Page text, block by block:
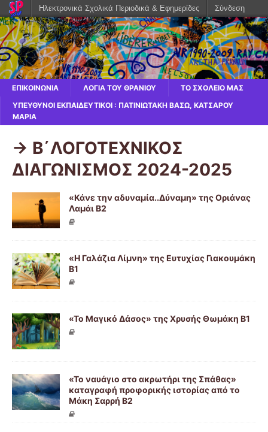
ΕΠΙΚΟΙΝΩΝΙΑ ΛΌΓΙΑ ΤΟΥ ΘΡΑΝΊΟΥ
ΤΟ ΣΧΟΛΕΙΟ ΜΑΣ
ΥΠΕΎΘΥΝΟΙ ΕΚΠΑΙΔΕΥΤΙΚΟΊ : ΠΑΤΙΝΙΩΤΆΚΗ ΒΆΣΩ, ΚΑΤΣΑΡΟΎ
ΜΑΡΊΑ
-> Β΄ΛΟΓΟΤΕΧΝΙΚΟΣ
ΔΙΑΓΩΝΙΣΜΟΣ 2024-2025
«Κάνε την αδυναμία..Δύναμη» της Οριάνας
Λαμάι Β2
«Η Γαλάζια Λίμνη» της Ευτυχίας Γιακουμάκη
Β1
«Το Μαγικό Δάσος» της Χρυσής Θωμάκη Β1
«Το ναυάγιο στο ακρωτήρι της Σπάθας»
καταγραφή προφορικής ιστορίας από το
Μάκη Σαρρή Β2
Ηλεκτρονικά Σχολικά Περιοδικά & Εφημερίδες Σύνδεση